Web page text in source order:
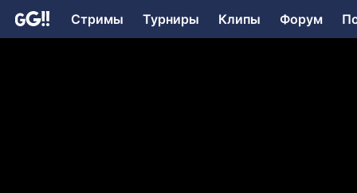
Стримы Турниры Клипы Форум